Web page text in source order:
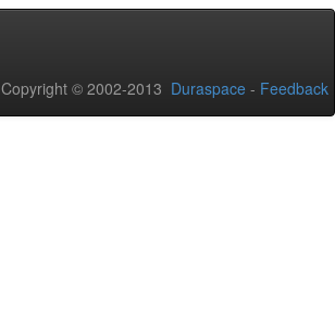
Copyright © 2002-2013 Duraspace - Feedback